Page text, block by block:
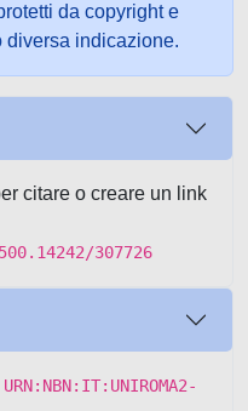
da copyright e
diversa indicazione.
citare o creare un link
307726
URN:NBN:IT:UNIROMA2-